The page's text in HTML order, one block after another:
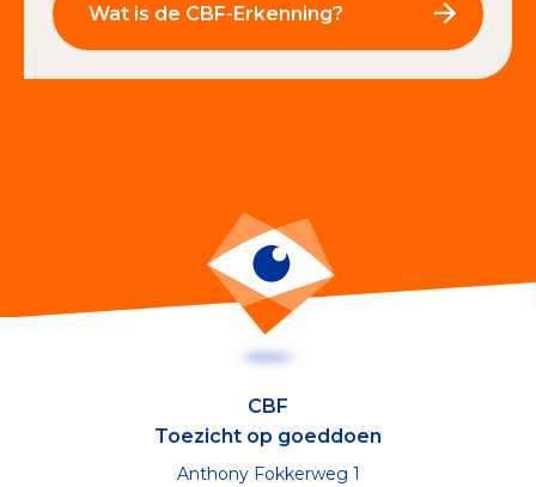
Wat is de CBF-Erkenning?
CBF
Toezicht op goeddoen
Anthony Fokkerweg 1